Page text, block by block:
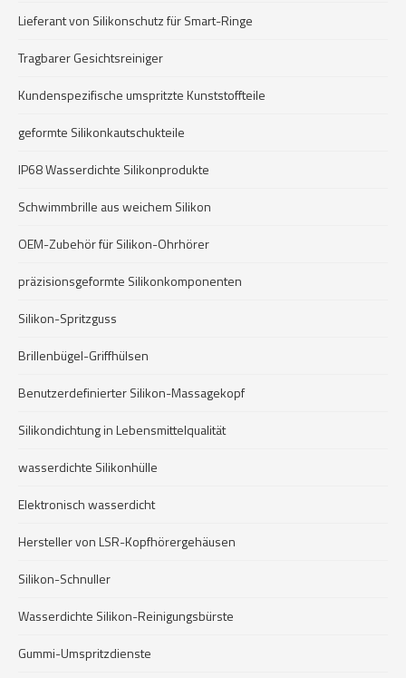
Lieferant von Silikonschutz für Smart-Ringe
Tragbarer Gesichtsreiniger
Kundenspezifische umspritzte Kunststoffteile
geformte Silikonkautschukteile
IP68 Wasserdichte Silikonprodukte
Schwimmbrille aus weichem Silikon
OEM-Zubehör für Silikon-Ohrhörer
präzisionsgeformte Silikonkomponenten
Silikon-Spritzguss
Brillenbügel-Griffhülsen
Benutzerdefinierter Silikon-Massagekopf
Silikondichtung in Lebensmittelqualität
wasserdichte Silikonhülle
Elektronisch wasserdicht
Hersteller von LSR-Kopfhörergehäusen
Silikon-Schnuller
Wasserdichte Silikon-Reinigungsbürste
Gummi-Umspritzdienste